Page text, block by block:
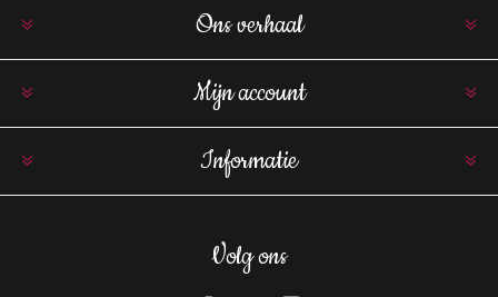
Ons verhaal
Mijn account
Informatie
Volg ons